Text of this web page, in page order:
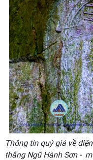
Thông tin quý giá về
thắng Ngũ Hành Sơn -